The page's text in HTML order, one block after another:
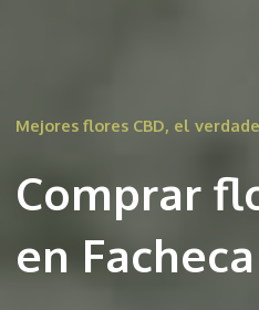
Mejores flores CBD, el
Comprar
en Facheca